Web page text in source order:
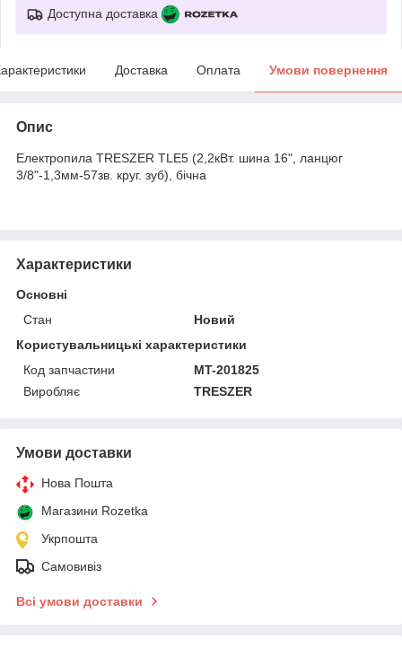
Доступна доставка
Доставка Оплата Умови повернення
Опис
Електропила TRESZER TLE5 (2,2кВт. шина 16", ланцюг
3/8"-1,3мм-57зв. круг. зуб), бічна
Характеристики
Основні
Стан
Новий
Користувальницькі характеристики
Код запчастини
MT-201825
Виробляє
TRESZER
Умови доставки
Нова Пошта
Магазини Rozetka
Укрпошта
Самовивіз
Всі умови доставки